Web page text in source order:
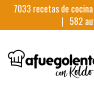
7033 recetas de
| 582